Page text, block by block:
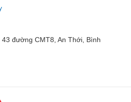
đường CMT8, An Thới, Bình